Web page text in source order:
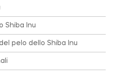
Shiba Inu
pelo dello Shiba Inu